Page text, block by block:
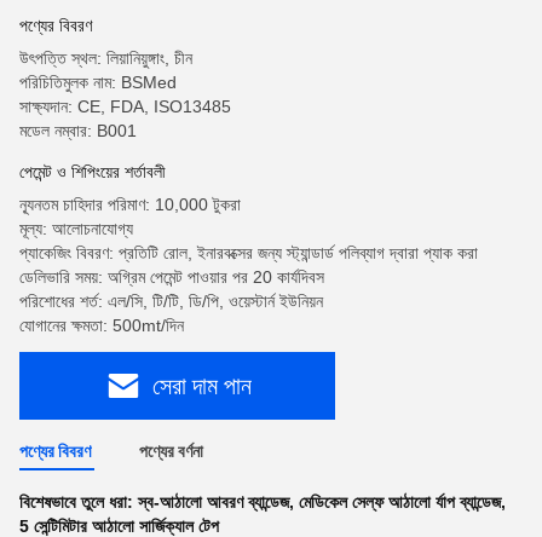
পণ্যের বিবরণ
উৎপত্তি স্থল: লিয়ানিয়ুঙ্গাং, চীন
পরিচিতিমুলক নাম: BSMed
সাক্ষ্যদান: CE, FDA, ISO13485
মডেল নম্বার: B001
পেমেন্ট ও শিপিংয়ের শর্তাবলী
ন্যূনতম চাহিদার পরিমাণ: 10,000 টুকরা
মূল্য: আলোচনাযোগ্য
প্যাকেজিং বিবরণ: প্রতিটি রোল, ইনারবক্সের জন্য স্ট্যান্ডার্ড পলিব্যাগ দ্বারা প্যাক করা
ডেলিভারি সময়: অগ্রিম পেমেন্ট পাওয়ার পর 20 কার্যদিবস
পরিশোধের শর্ত: এল/সি, টি/টি, ডি/পি, ওয়েস্টার্ন ইউনিয়ন
যোগানের ক্ষমতা: 500mt/দিন
সেরা দাম পান
পণ্যের বিবরণ পণ্যের বর্ণনা
বিশেষভাবে তুলে ধরা:স্ব-আঠালো আবরণ ব্যান্ডেজ, মেডিকেল সেল্ফ আঠালো র্যাপ ব্যান্ডেজ,
5 সেন্টিমিটার আঠালো সার্জিক্যাল টেপ